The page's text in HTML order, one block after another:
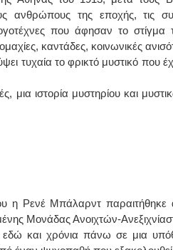
ανθρώπους της εποχής, τις
που άφησαν το
καντάδες, κοινωνικές
τυχαία το φρικτό μυστικό που
μια ιστορία μυστηρίου και
η Ρενέ Μπάλαρντ
Μονάδας Ανοιχτών-
και χρόνια πάνω σε μια